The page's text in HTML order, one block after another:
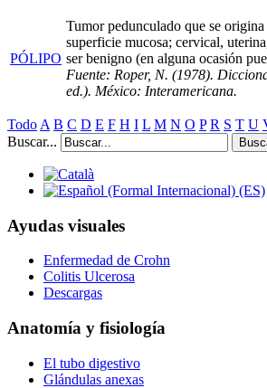
PÓLIPO
Tumor pedunculado que se
superficie mucosa; cervical,
ser benigno (en alguna ocasión
Fuente: Roper, N. (1978).
ed.). México: Interamericana.
Todo A B C D E F H I L M N O P R S T U
Buscar...
Ayudas visuales
Enfermedad de Crohn
Colitis Ulcerosa
Descargas
Anatomía y fisiología
El tubo digestivo
Glándulas anexas